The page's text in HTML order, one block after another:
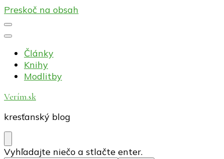
Preskoč na obsah
Články
Knihy
Modlitby
Verím.sk
kresťanský blog
Hľadáte
Vyhľadajte niečo a stlačte enter.